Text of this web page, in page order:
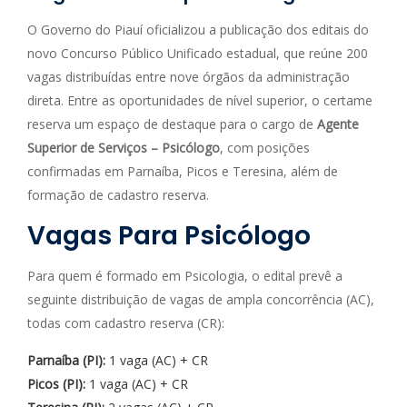
O Governo do Piauí oficializou a publicação dos editais do
novo Concurso Público Unificado estadual, que reúne 200
vagas distribuídas entre nove órgãos da administração
direta. Entre as oportunidades de nível superior, o certame
reserva um espaço de destaque para o cargo de Agente
Superior de Serviços – Psicólogo, com posições
confirmadas em Parnaíba, Picos e Teresina, além de
formação de cadastro reserva.
Vagas Para Psicólogo
Para quem é formado em Psicologia, o edital prevê a
seguinte distribuição de vagas de ampla concorrência (AC),
todas com cadastro reserva (CR):
Parnaíba (PI): 1 vaga (AC) + CR
Picos (PI): 1 vaga (AC) + CR